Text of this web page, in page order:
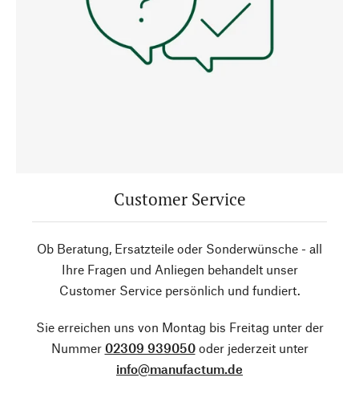
Customer Service
Ob Beratung, Ersatzteile oder Sonderwünsche - all
Ihre Fragen und Anliegen behandelt unser
Customer Service persönlich und fundiert.
Sie erreichen uns von Montag bis Freitag unter der
Nummer 02309 939050oder jederzeit unter
info@manufactum.de